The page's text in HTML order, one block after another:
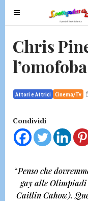
T
o
g
l
e
a
i
g
a
n
Chris
Attori e Attrici Cinema/Tv
Condividi
“Penso che
gay alle Olimpiadi
Caitlin Cahow).